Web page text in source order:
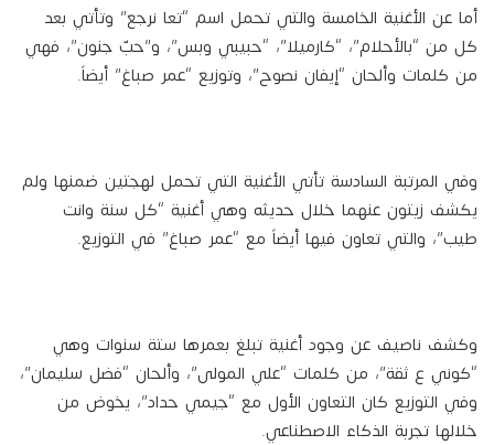
أما عن الأغنية الخامسة والتي تحمل اسم “تعا نرجع” وتأتي بعد
كل من “بالأحلام”، “كارميلا”، “حبيبي وبس”، و”حبّ جنون”، فهي
من كلمات وألحان “إيفان نصوح”، وتوزيع “عمر صباغ” أيضاً.
وفي المرتبة السادسة تأتي الأغنية التي تحمل لهجتين ضمنها ولم
يكشف زيتون عنهما خلال حديثه وهي أغنية “كل سنة وانت
طيب”، والتي تعاون فيها أيضاً مع “عمر صباغ” في التوزيع.
وكشف ناصيف عن وجود أغنية تبلغ بعمرها ستة سنوات وهي
“كوني ع ثقة”، من كلمات “علي المولى”، وألحان “فضل سليمان”،
وفي التوزيع كان التعاون الأول مع “جيمي حداد”، يخوض من
خلالها تجربة الذكاء الاصطناعي.